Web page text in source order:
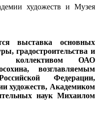
художеств и Музея
выставка основных
градостроительства и
коллективом ОАО
возглавляемым
Федерации,
художеств, Академиком
наук Михаилом